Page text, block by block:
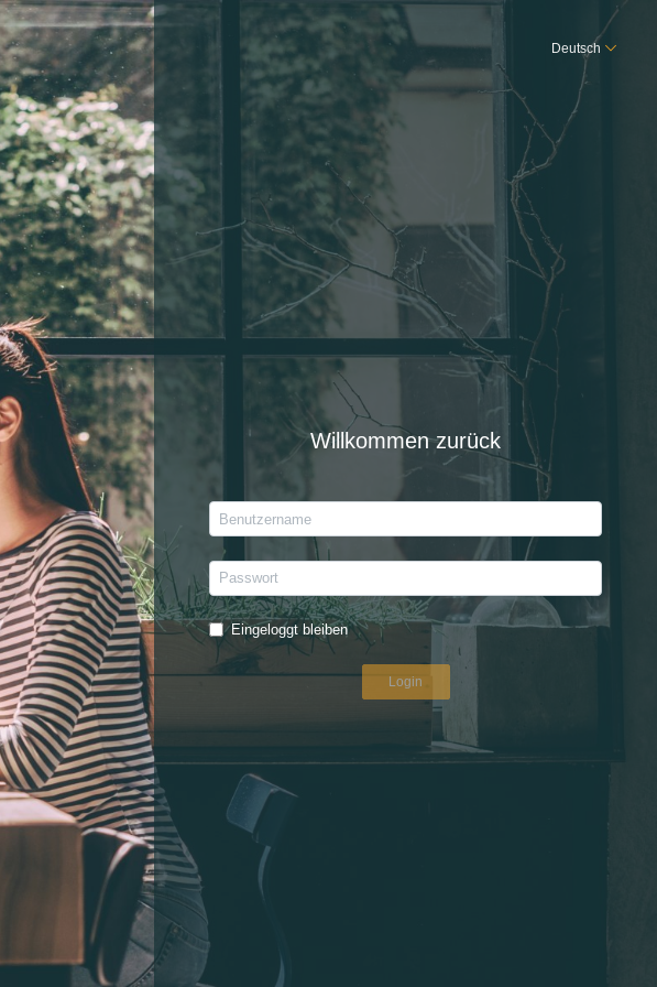
Deutsch
Willkommen zurück
Eingeloggt bleiben
Login